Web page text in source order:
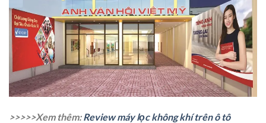
>>>>>Xem thêm:Review máy lọc không khí trên ô tô